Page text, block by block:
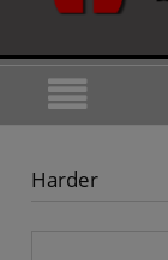
Harder